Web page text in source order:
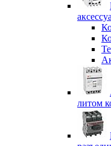
литом